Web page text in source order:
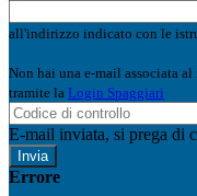
all'indirizzo indicato con le
Non hai una e-mail associata
tramite la Login Spaggiari
E-mail inviata, si prega di
Errore